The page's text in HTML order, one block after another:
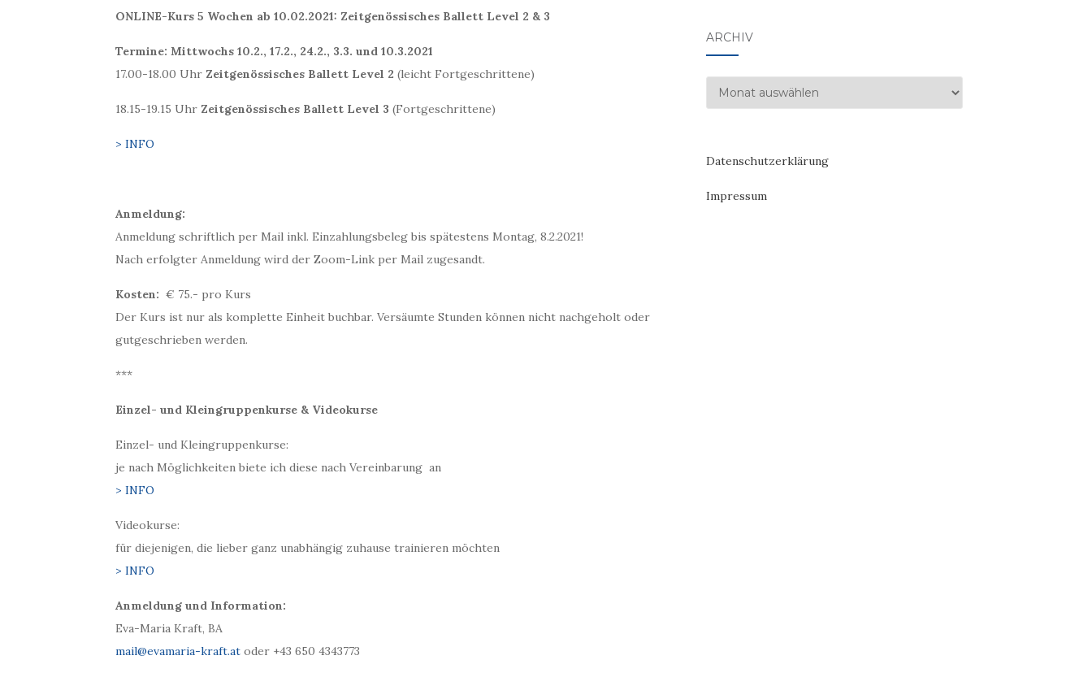
ONLINE-Kurs 5 Wochen ab 10.02.2021: Zeitgenössisches Ballett Level 2 & 3
Termine: Mittwochs 10.2., 17.2., 24.2., 3.3. und 10.3.2021
17.00-18.00 Uhr Zeitgenössisches Ballett Level 2 (leicht Fortgeschrittene)
18.15-19.15 Uhr Zeitgenössisches Ballett Level 3 (Fortgeschrittene)
> INFO
Anmeldung:
Anmeldung schriftlich per Mail inkl. Einzahlungsbeleg bis spätestens Montag, 8.2.2021!
Nach erfolgter Anmeldung wird der Zoom-Link per Mail zugesandt.
Kosten: € 75.- pro Kurs
Der Kurs ist nur als komplette Einheit buchbar. Versäumte Stunden können nicht nachgeholt oder
gutgeschrieben werden.
***
Einzel- und Kleingruppenkurse & Videokurse
Einzel- und Kleingruppenkurse:
je nach Möglichkeiten biete ich diese nach Vereinbarung an
> INFO
Videokurse:
für diejenigen, die lieber ganz unabhängig zuhause trainieren möchten
> INFO
Anmeldung und Information:
Eva-Maria Kraft, BA
mail@evamaria-kraft.at oder +43 650 4343773
ARCHIV
Archiv
Datenschutzerklärung
Impressum